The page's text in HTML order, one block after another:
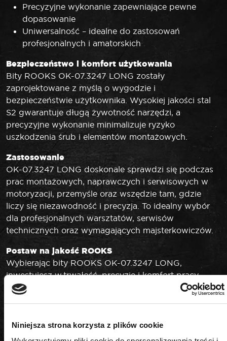
Niniejsza strona korzysta z plików cookie
Precyzyjne wykonanie zapewniające pewne
dopasowanie
Uniwersalność – idealne do zastosowań
profesjonalnych i amatorskich
Bezpieczeństwo i komfort użytkowania
Bity ROOKS OK-07.3247 LONG zostały
zaprojektowane z myślą o wygodzie i
bezpieczeństwie użytkownika. Wysokiej jakości stal
S2 gwarantuje długą żywotność narzędzi, a
precyzyjne wykonanie minimalizuje ryzyko
uszkodzenia śrub i elementów montażowych.
Zastosowanie
OK-07.3247 LONG doskonale sprawdzi się podczas
prac montażowych, naprawczych i serwisowych w
motoryzacji, przemyśle oraz wszędzie tam, gdzie
liczy się niezawodność i precyzja. To idealny wybór
dla profesjonalnych warsztatów, serwisów
technicznych oraz wymagających majsterkowiczów.
Postaw na jakość ROOKS
Wybierając bity ROOKS OK-07.3247 LONG,
inwestujesz w trwałość, precyzję i komfort pracy
każdego dnia. Produkt spełnia wysokie standardy
jakości, co gwarantuje długotrwałe i bezproblemowe
warunkach.